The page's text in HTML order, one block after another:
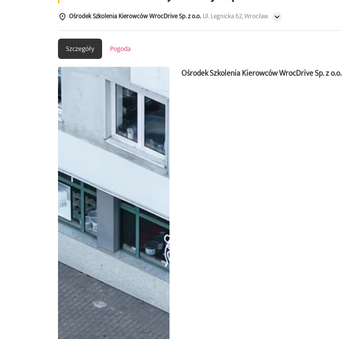
Ośrodek Szkolenia Kierowców WrocDrive Sp. z o.o. Ul. Legnicka 62, Wrocław
Szczegóły Pogoda
Ośrodek Szkolenia Kierowców WrocDrive Sp. z o.o.